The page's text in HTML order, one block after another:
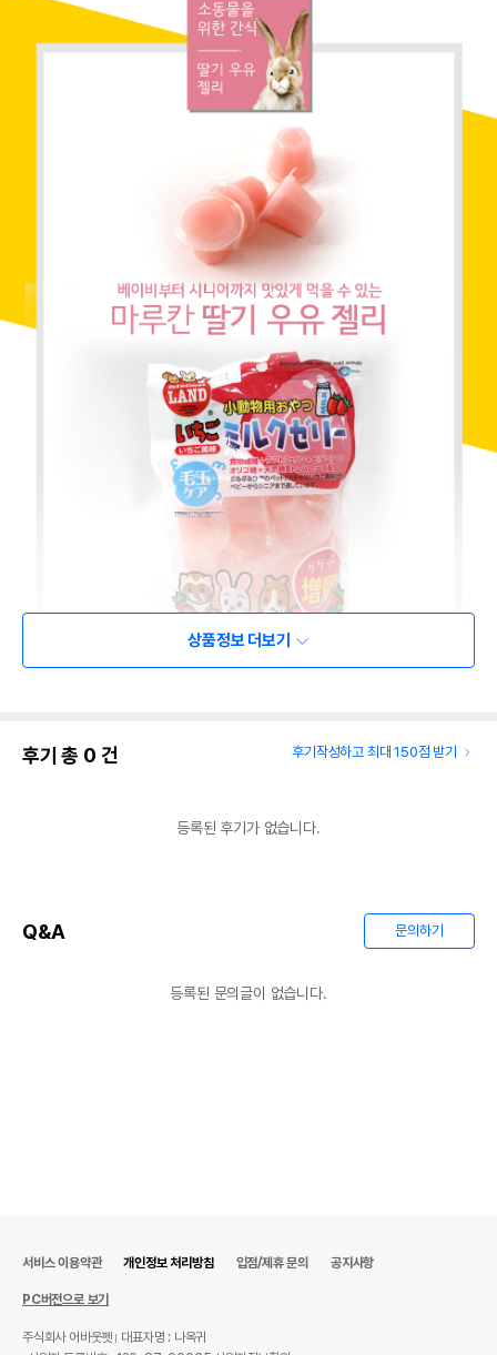
상품정보 더보기
후기 총 0 건 후기작성하고 최대 150점 받기
등록된 후기가 없습니다.
Q&A 문의하기
등록된 문의글이 없습니다.
서비스 이용약관 개인정보 처리방침 입점/제휴 문의 공지사항
PC버전으로 보기
주식회사 어바웃펫
대표자명 : 나옥귀